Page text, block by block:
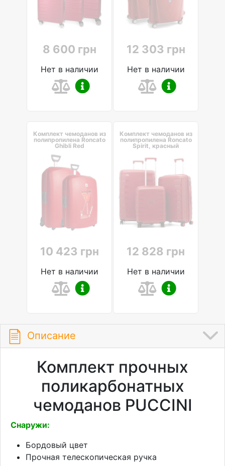
8 600 грн
Нет в наличии
12 303 грн
Нет в наличии
Комплект чемоданов из
полипропилена Roncato
Ghibli Red
10 423 грн
Нет в наличии
Комплект чемоданов из
полипропилена Roncato
Spirit, красный
12 828 грн
Нет в наличии
Описание
Комплект прочных
поликарбонатных
чемоданов PUCCINI
Снаружи:
Бордовый цвет
Прочная телескопическая ручка